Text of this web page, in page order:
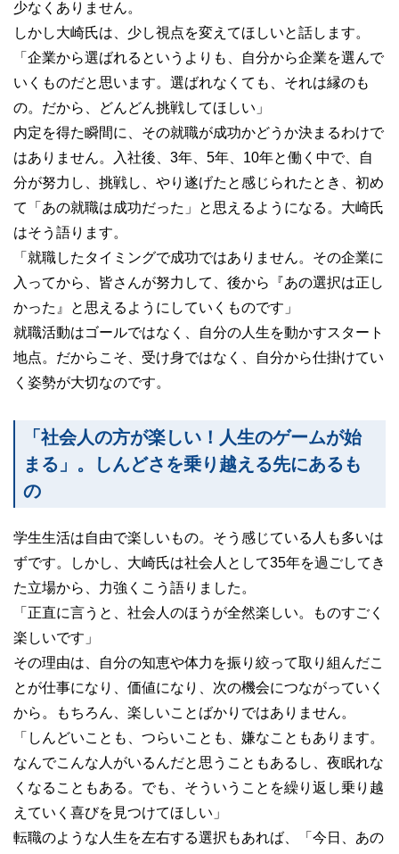
少なくありません。
しかし大崎氏は、少し視点を変えてほしいと話します。
「企業から選ばれるというよりも、自分から企業を選んで
いくものだと思います。選ばれなくても、それは縁のも
の。だから、どんどん挑戦してほしい」
内定を得た瞬間に、その就職が成功かどうか決まるわけで
はありません。入社後、3年、5年、10年と働く中で、自
分が努力し、挑戦し、やり遂げたと感じられたとき、初め
て「あの就職は成功だった」と思えるようになる。大崎氏
はそう語ります。
「就職したタイミングで成功ではありません。その企業に
入ってから、皆さんが努力して、後から『あの選択は正し
かった』と思えるようにしていくものです」
就職活動はゴールではなく、自分の人生を動かすスタート
地点。だからこそ、受け身ではなく、自分から仕掛けてい
く姿勢が大切なのです。
「社会人の方が楽しい！人生のゲームが始
まる」。しんどさを乗り越える先にあるも
の
学生生活は自由で楽しいもの。そう感じている人も多いは
ずです。しかし、大崎氏は社会人として35年を過ごしてき
た立場から、力強くこう語りました。
「正直に言うと、社会人のほうが全然楽しい。ものすごく
楽しいです」
その理由は、自分の知恵や体力を振り絞って取り組んだこ
とが仕事になり、価値になり、次の機会につながっていく
から。もちろん、楽しいことばかりではありません。
「しんどいことも、つらいことも、嫌なこともあります。
なんでこんな人がいるんだと思うこともあるし、夜眠れな
くなることもある。でも、そういうことを繰り返し乗り越
えていく喜びを見つけてほしい」
転職のような人生を左右する選択もあれば、「今日、あの